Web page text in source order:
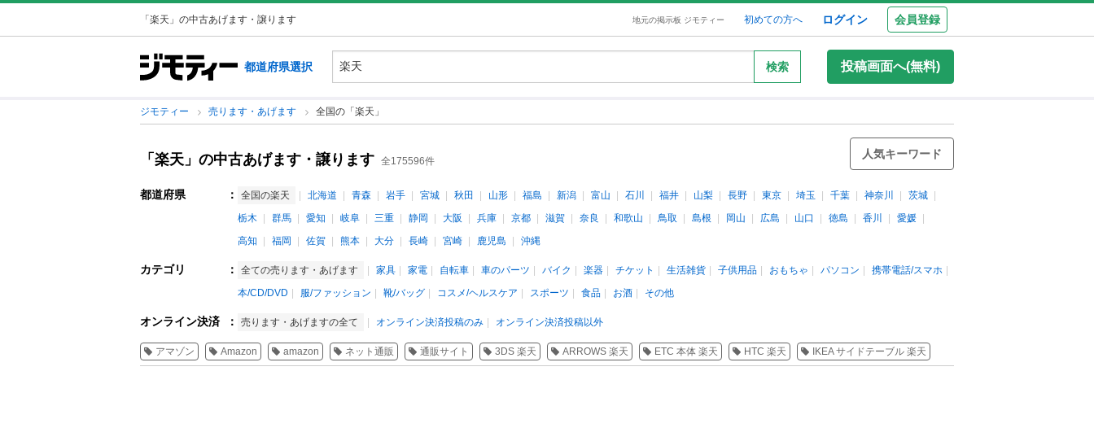
「楽天」の中古あげます・譲ります 地元の掲示板 ジモティー 初めての方へ ログイン 会員登録
都道府県選択 検索 投稿画面へ(無料)
ジモティー 売ります・あげます 全国の「楽天」
「楽天」の中古あげます・譲ります 全175596件
人気キーワード
都道府県 ： 全国の楽天 北海道 青森 岩手 宮城 秋田 山形 福島 新潟 富山 石川 福井 山梨 長野 東京 埼玉 千葉 神奈川
茨城
栃木
群馬 愛知 岐阜 三重 静岡 大阪 兵庫 京都 滋賀 奈良 和歌山 鳥取 島根 岡山 広島 山口 徳島 香川
愛媛
高知
福岡 佐賀 熊本 大分 長崎 宮崎 鹿児島 沖縄
カテゴリ ： 全ての売ります・あげます 家具 家電 自転車 車のパーツ バイク 楽器 チケット 生活雑貨 子供用品 おもちゃ パソコン
携帯電話/スマホ
本/CD/DVD
服/ファッション 靴/バッグ コスメ/ヘルスケア スポーツ 食品 お酒 その他
オンライン決済 ： 売ります・あげますの全て オンライン決済投稿のみ オンライン決済投稿以外
アマゾン Amazon amazon ネット通販 通販サイト 3DS 楽天 ARROWS 楽天 ETC 本体 楽天 HTC 楽天 IKEA サイドテーブル 楽天